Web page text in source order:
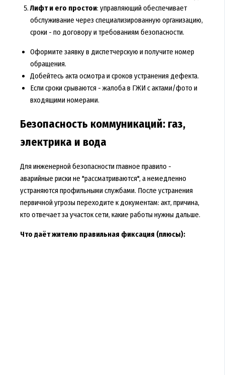
Лифт и его простои: управляющий обеспечивает
обслуживание через специализированную организацию,
сроки - по договору и требованиям безопасности.
Оформите заявку в диспетчерскую и получите номер
обращения.
Добейтесь акта осмотра и сроков устранения дефекта.
Если сроки срываются - жалоба в ГЖИ с актами/фото и
входящими номерами.
Безопасность коммуникаций: газ,
электрика и вода
Для инженерной безопасности главное правило -
аварийные риски не "рассматриваются", а немедленно
устраняются профильными службами. После устранения
первичной угрозы переходите к документам: акт, причина,
кто отвечает за участок сети, какие работы нужны дальше.
Что даёт жителю правильная фиксация (плюсы):